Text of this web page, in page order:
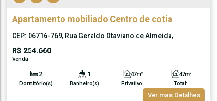
Apartamento mobiliado Centro de cotia
R$ 254.660
CEP: 06716-769, Rua Geraldo Otaviano de Almeida,
2
Dormitório(s)
1
Banheiro(s) Privativo:
47m²
Total:
47m²
Ver mais Detalhes